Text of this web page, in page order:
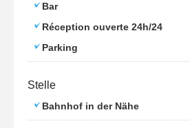
Bar
Réception ouverte 24h/24
Parking
Stelle
Bahnhof in der Nähe